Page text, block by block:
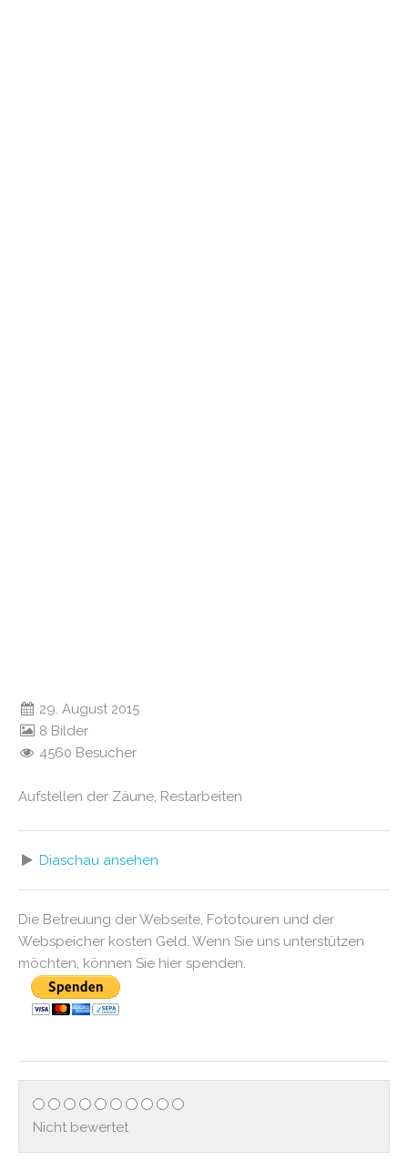
29. August 2015
8 Bilder
4560 Besucher
Aufstellen der Zäune, Restarbeiten
Diaschau ansehen
Die Betreuung der Webseite, Fototouren und der
Webspeicher kosten Geld. Wenn Sie uns unterstützen
möchten, können Sie hier spenden.
Nicht bewertet